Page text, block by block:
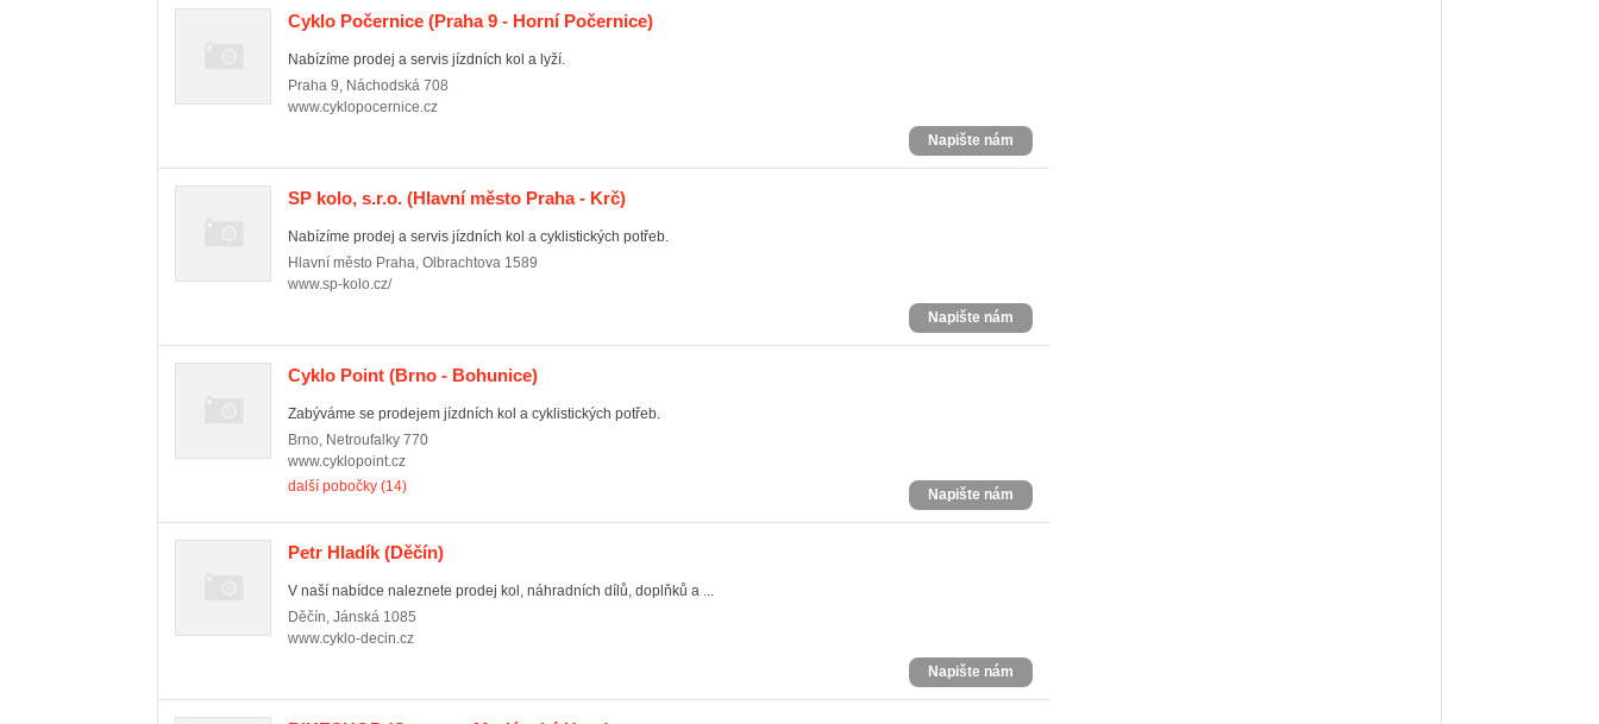
Cyklo Počernice (Praha 9 - Horní Počernice)
Nabízíme prodej a servis jízdních kol a lyží.
Praha 9, Náchodská 708
www.cyklopocernice.cz
Napište nám
SP kolo, s.r.o. (Hlavní město Praha - Krč)
Nabízíme prodej a servis jízdních kol a cyklistických potřeb.
Hlavní město Praha, Olbrachtova 1589
www.sp-kolo.cz/
Napište nám
Cyklo Point (Brno - Bohunice)
Zabýváme se prodejem jízdních kol a cyklistických potřeb.
Brno, Netroufalky 770
www.cyklopoint.cz
další pobočky (14)
Napište nám
Petr Hladík (Děčín)
V naší nabídce naleznete prodej kol, náhradních dílů, doplňků a ...
Děčín, Jánská 1085
www.cyklo-decin.cz
Napište nám